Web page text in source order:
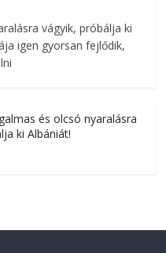
vágyik, próbálja ki
igen gyorsan fejlődik,
és olcsó nyaralásra
ki Albániát!